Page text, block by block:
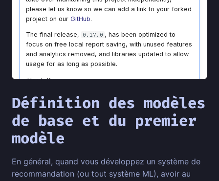
Définition des modèles
de base et du premier
modèle
En général, quand vous développez un système de
recommandation (ou tout système ML), avoir au